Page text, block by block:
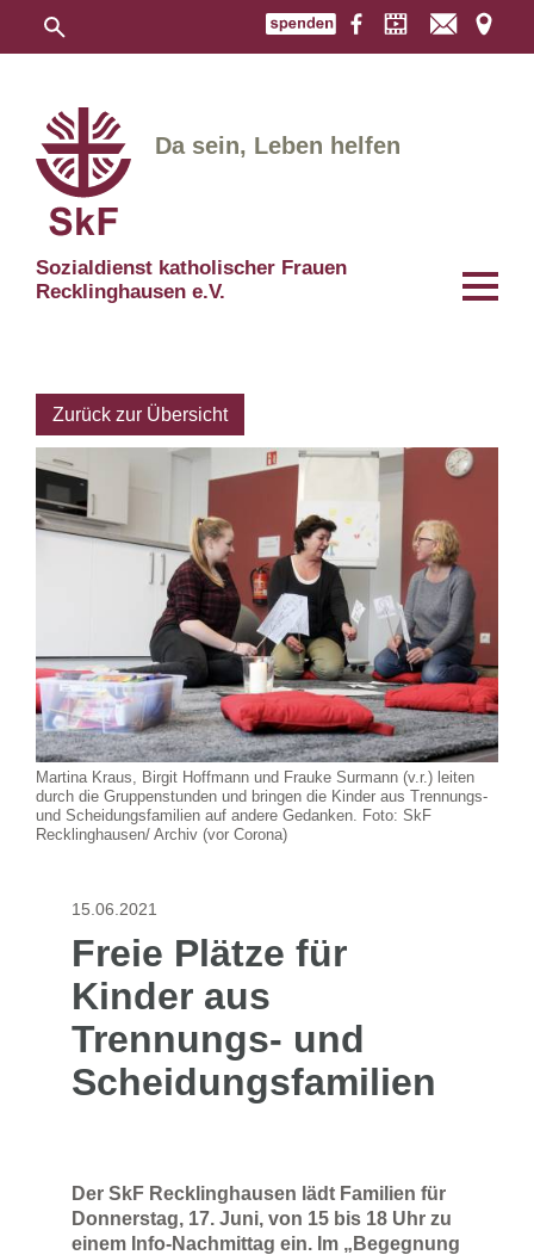
Sozialdienst katholischer Frauen
Recklinghausen e.V.
Da sein, Leben helfen
Zurück zur Übersicht
Martina Kraus, Birgit Hoffmann und Frauke Surmann (v.r.) leiten
durch die Gruppenstunden und bringen die Kinder aus Trennungs-
und Scheidungsfamilien auf andere Gedanken. Foto: SkF
Recklinghausen/ Archiv (vor Corona)
15.06.2021
Freie Plätze für
Kinder aus
Trennungs- und
Scheidungsfamilien
Der SkF Recklinghausen lädt Familien für
Donnerstag, 17. Juni, von 15 bis 18 Uhr zu
einem Info-Nachmittag ein. Im „Begegnung